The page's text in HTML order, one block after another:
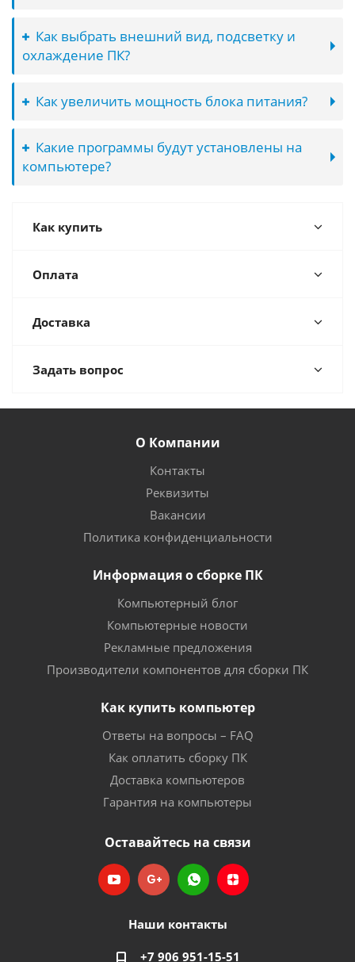
Как выбрать внешний вид, подсветку и
охлаждение ПК?
Как увеличить мощность блока питания?
Какие программы будут установлены на
компьютере?
Как купить
Оплата
Доставка
Задать вопрос
О Компании
Контакты
Реквизиты
Вакансии
Политика конфиденциальности
Информация о сборке ПК
Компьютерный блог
Компьютерные новости
Рекламные предложения
Производители компонентов для сборки ПК
Как купить компьютер
Ответы на вопросы – FAQ
Как оплатить сборку ПК
Доставка компьютеров
Гарантия на компьютеры
Оставайтесь на связи
Наши контакты
+7 906 951-15-51